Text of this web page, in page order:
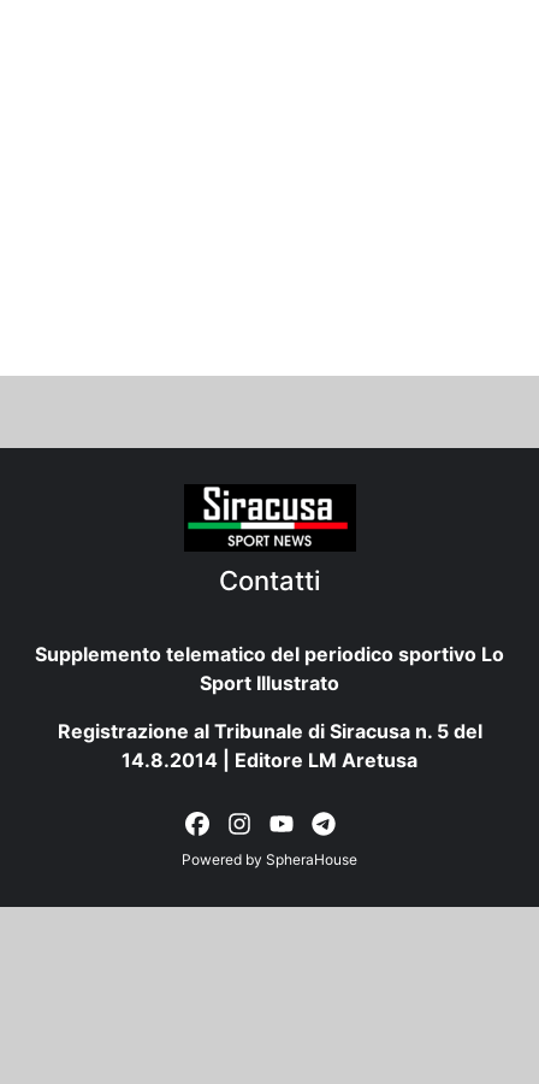
Contatti
Supplemento telematico del periodico sportivo Lo
Sport Illustrato
Registrazione al Tribunale di Siracusa n. 5 del
14.8.2014 | Editore LM Aretusa
Powered by SpheraHouse